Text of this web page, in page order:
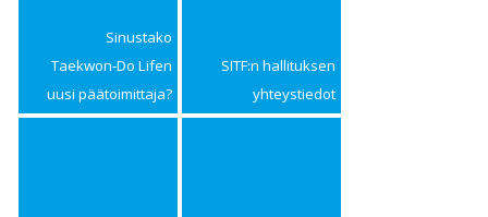
Sinustako
Taekwon‑Do Lifen
uusi päätoimittaja?
SITF:n hallituksen
yhteystiedot